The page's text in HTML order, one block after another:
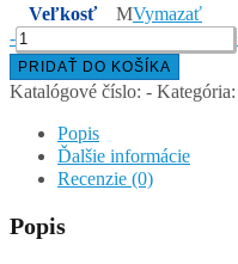
Veľkosť
MVymazať
množstvo
TRNAVSKÝ
KRUH
–
dámske
tričko
rukávom
-
PRIDAŤ DO KOŠÍKA
Katalógové číslo: - Kategória:
Popis
Ďalšie informácie
Recenzie (0)
Popis